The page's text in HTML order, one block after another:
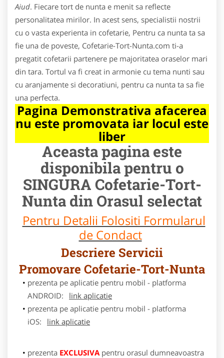
Aiud. Fiecare tort de nunta e menit sa reflecte
personalitatea mirilor. In acest sens, specialistii nostrii
cu o vasta experienta in cofetarie, Pentru ca nunta ta sa
fie una de poveste, Cofetarie-Tort-Nunta.com ti-a
pregatit cofetarii partenere pe majoritatea oraselor mari
din tara. Tortul va fi creat in armonie cu tema nunti sau
cu aranjamente si decoratiuni, pentru ca nunta ta sa fie
una perfecta.
Pagina Demonstrativa afacerea
nu este promovata iar locul este
liber
Aceasta pagina este
disponibila pentru o
SINGURA Cofetarie-Tort-
Nunta din Orasul selectat
Pentru Detalii Folositi Formularul
de Condact
Descriere Servicii
Promovare Cofetarie-Tort-Nunta
prezenta pe aplicatie pentru mobil - platforma
ANDROID:
link aplicatie
prezenta pe aplicatie pentru mobil - platforma
iOS:
link aplicatie
prezenta EXCLUSIVApentru orasul dumneavoastra